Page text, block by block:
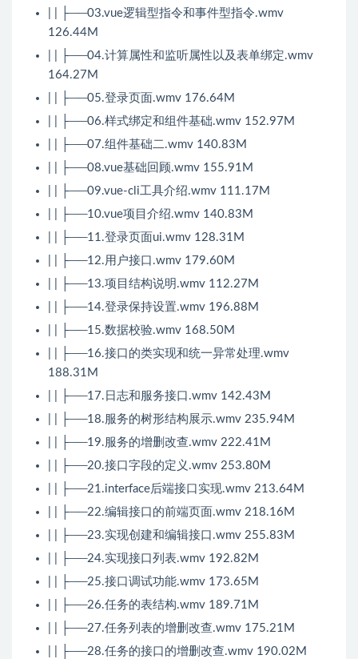
| | ├──03.vue逻辑型指令和事件型指令.wmv
126.44M
| | ├──04.计算属性和监听属性以及表单绑定.wmv
164.27M
| | ├──05.登录页面.wmv 176.64M
| | ├──06.样式绑定和组件基础.wmv 152.97M
| | ├──07.组件基础二.wmv 140.83M
| | ├──08.vue基础回顾.wmv 155.91M
| | ├──09.vue-cli工具介绍.wmv 111.17M
| | ├──10.vue项目介绍.wmv 140.83M
| | ├──11.登录页面ui.wmv 128.31M
| | ├──12.用户接口.wmv 179.60M
| | ├──13.项目结构说明.wmv 112.27M
| | ├──14.登录保持设置.wmv 196.88M
| | ├──15.数据校验.wmv 168.50M
| | ├──16.接口的类实现和统一异常处理.wmv
188.31M
| | ├──17.日志和服务接口.wmv 142.43M
| | ├──18.服务的树形结构展示.wmv 235.94M
| | ├──19.服务的增删改查.wmv 222.41M
| | ├──20.接口字段的定义.wmv 253.80M
| | ├──21.interface后端接口实现.wmv 213.64M
| | ├──22.编辑接口的前端页面.wmv 218.16M
| | ├──23.实现创建和编辑接口.wmv 255.83M
| | ├──24.实现接口列表.wmv 192.82M
| | ├──25.接口调试功能.wmv 173.65M
| | ├──26.任务的表结构.wmv 189.71M
| | ├──27.任务列表的增删改查.wmv 175.21M
| | ├──28.任务的接口的增删改查.wmv 190.02M